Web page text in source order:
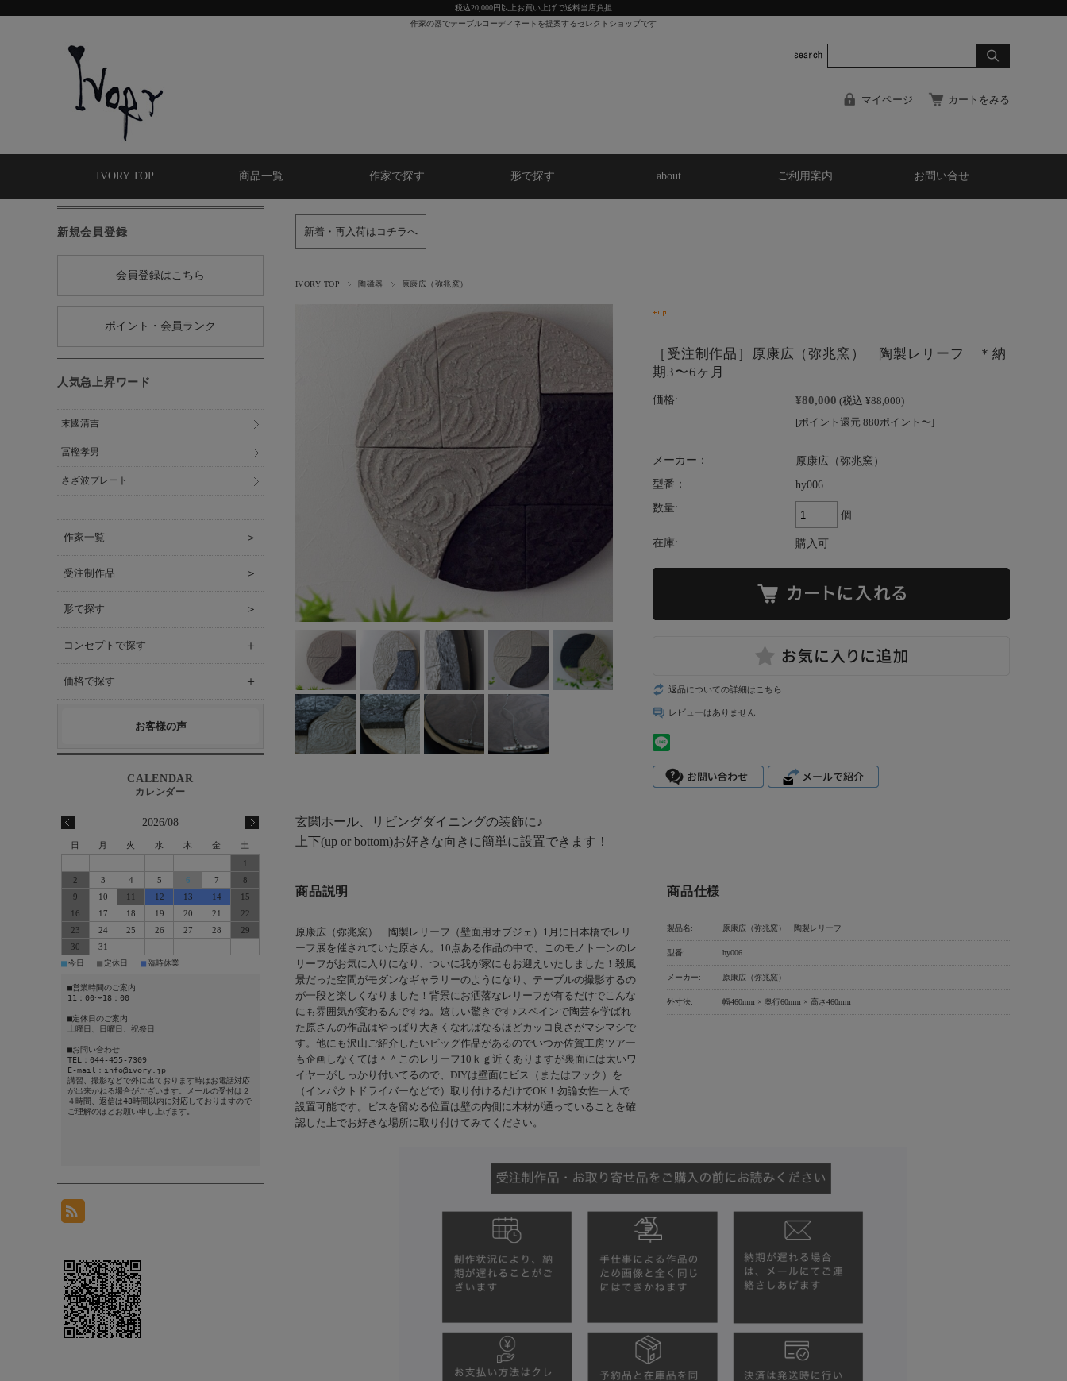
税込20,000円以上お買い上げで送料当店負担
作家の器でテーブルコーディネートを提案するセレクトショップです
マイページ カートをみる
IVORY TOP 商品一覧 作家で探す 形で探す about ご利用案内 お問い合せ
新着・再入荷はコチラへ
IVORY TOP 陶磁器 原康広（弥兆窯）
［受注制作品］原康広（弥兆窯） 陶製レリーフ ＊納
期3〜6ヶ月
価格: ¥80,000 (税込 ¥88,000)
[ポイント還元 880ポイント〜]
メーカー：
原康広（弥兆窯）
型番：
hy006
数量:
個
在庫: 購入可
返品についての詳細はこちら
レビューはありません
玄関ホール、リビングダイニングの装飾に♪
上下(up or bottom)お好きな向きに簡単に設置できます！
商品説明
原康広（弥兆窯） 陶製レリーフ（壁面用オブジェ）1月に日本橋でレリ
ーフ展を催されていた原さん。10点ある作品の中で、このモノトーンのレ
リーフがお気に入りになり、ついに我が家にもお迎えいたしました！殺風
景だった空間がモダンなギャラリーのようになり、テーブルの撮影するの
が一段と楽しくなりました！背景にお洒落なレリーフが有るだけでこんな
にも雰囲気が変わるんですね。嬉しい驚きです♪スペインで陶芸を学ばれ
た原さんの作品はやっぱり大きくなればなるほどカッコ良さがマシマシで
す。他にも沢山ご紹介したいビッグ作品があるのでいつか佐賀工房ツアー
も企画しなくては＾＾このレリーフ10ｋｇ近くありますが裏面には太いワ
イヤーがしっかり付いてるので、DIYは壁面にビス（またはフック）を
（インパクトドライバーなどで）取り付けるだけでOK！勿論女性一人で
設置可能です。ビスを留める位置は壁の内側に木材が通っていることを確
認した上でお好きな場所に取り付けてみてください。
商品仕様
製品名: 原康広（弥兆窯） 陶製レリーフ
型番: hy006
メーカー: 原康広（弥兆窯）
外寸法: 幅460mm × 奥行60mm × 高さ460mm
新規会員登録
会員登録はこちら
ポイント・会員ランク
人気急上昇ワード
末國清吉
冨樫孝男
さざ波プレート
作家一覧 ＞
受注制作品 ＞
形で探す ＞
コンセプトで探す ＋
価格で探す ＋
お客様の声
2026/08
日 月 火 水 木 金
土
1
2
3 4 5 6 7
8
9
10 11 12 13 14
15
16
17 18 19 20 21
22
23
24 25 26 27 28
29
30
31
■今日 ■ 定休日 ■臨時休業
■営業時間のご案内
11：00〜18：00
■定休日のご案内
土曜日、日曜日、祝祭日
■お問い合わせ
TEL：044-455-7309
E-mail：info@ivory.jp
講習、撮影などで外に出ております時はお電話対応
が出来かねる場合がございます。メールの受付は２
４時間、返信は48時間以内に対応しておりますので
ご理解のほどお願い申し上げます。